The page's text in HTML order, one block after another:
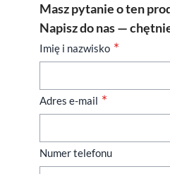
Masz pytanie o ten
Napisz do nas —
Imię i nazwisko
Adres e-mail
Numer telefonu